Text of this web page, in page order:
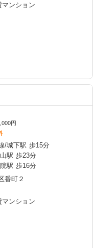
ンション
円
/城下駅 歩15分
駅 歩23分
駅 歩16分
番町２
ンション